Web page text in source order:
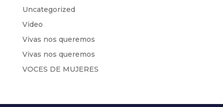
Uncategorized
Video
Vivas nos queremos
Vivas nos queremos
VOCES DE MUJERES